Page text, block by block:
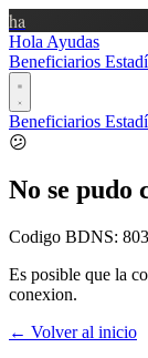
ha
Hola Ayudas
Beneficiarios
Beneficiarios
😕
No se pudo
Codigo BDNS:
Es posible que la
conexion.
← Volver al inicio